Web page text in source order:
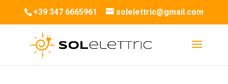
+39 347 6665961 solelettric@gmail.com